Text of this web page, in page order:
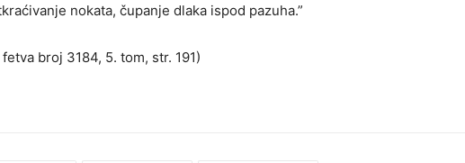
nokata, čupanje dlaka ispod pazuha.”
broj 3184, 5. tom, str. 191)